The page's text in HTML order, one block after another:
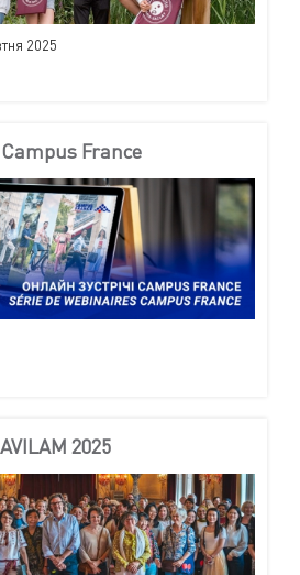
2025
Campus France
2025